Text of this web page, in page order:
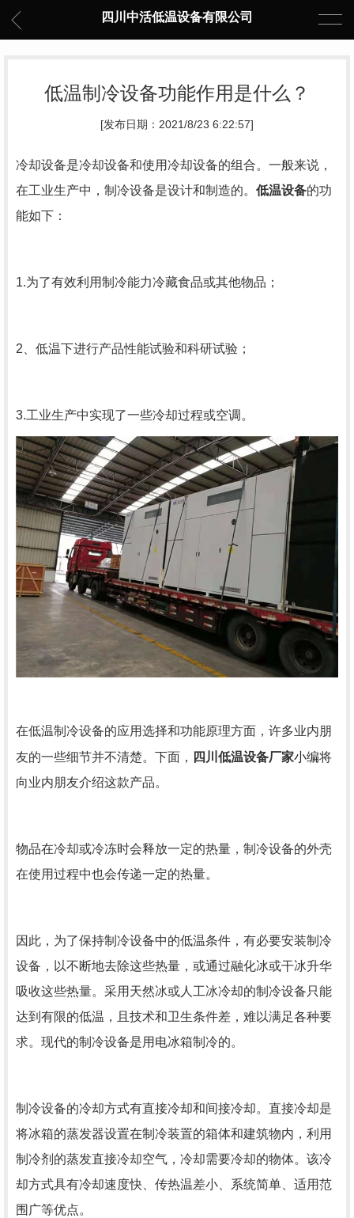
四川中活低温设备有限公司
低温制冷设备功能作用是什么？
[发布日期：2021/8/23 6:22:57]
冷却设备是冷却设备和使用冷却设备的组合。一般来说，
在工业生产中，制冷设备是设计和制造的。 低温设备的功
能如下：
1.为了有效利用制冷能力冷藏食品或其他物品；
2、低温下进行产品性能试验和科研试验；
3.工业生产中实现了一些冷却过程或空调。
在低温制冷设备的应用选择和功能原理方面，许多业内朋
友的一些细节并不清楚。下面， 四川低温设备厂家小编将
向业内朋友介绍这款产品。
物品在冷却或冷冻时会释放一定的热量，制冷设备的外壳
在使用过程中也会传递一定的热量。
因此，为了保持制冷设备中的低温条件，有必要安装制冷
设备，以不断地去除这些热量，或通过融化冰或干冰升华
吸收这些热量。采用天然冰或人工冰冷却的制冷设备只能
达到有限的低温，且技术和卫生条件差，难以满足各种要
求。现代的制冷设备是用电冰箱制冷的。
制冷设备的冷却方式有直接冷却和间接冷却。直接冷却是
将冰箱的蒸发器设置在制冷装置的箱体和建筑物内，利用
制冷剂的蒸发直接冷却空气，冷却需要冷却的物体。该冷
却方式具有冷却速度快、传热温差小、系统简单、适用范
围广等优点。